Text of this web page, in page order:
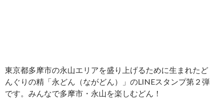
東京都多摩市の永山エリアを盛り上げるために生まれたど
んぐりの精「永どん（ながどん）」のLINEスタンプ第２弾
です。みんなで多摩市・永山を楽しむどん！